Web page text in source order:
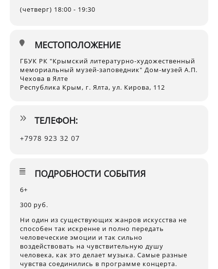
(четверг) 18:00 - 19:30
МЕСТОПОЛОЖЕНИЕ
ГБУК РК "Крымский литературно-художественный
мемориальный музей-заповедник" Дом-музей А.П.
Чехова в Ялте
Республика Крым, г. Ялта, ул. Кирова, 112
ТЕЛЕФОН:
+7978 923 32 07
ПОДРОБНОСТИ СОБЫТИЯ
6+
300 руб.
Ни один из существующих жанров искусства не
способен так искренне и полно передать
человеческие эмоции и так сильно
воздействовать на чувствительную душу
человека, как это делает музыка. Самые разные
чувства соединились в программе концерта.